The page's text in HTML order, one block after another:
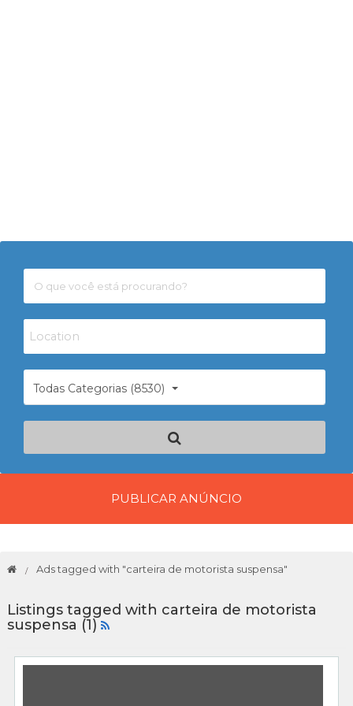
Todas Categorias (8530)
PUBLICAR ANÚNCIO
Ads tagged with "carteira de motorista suspensa"
Listings tagged with carteira de motorista
suspensa (1)